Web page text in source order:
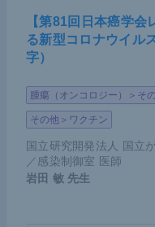
【第81回日本癌学
る新型コロナウイル
字）
腫瘍（オンコロジー）＞そ
その他＞ワクチン
国立研究開発法人 国立
／感染制御室 医師
岩田 敏 先生